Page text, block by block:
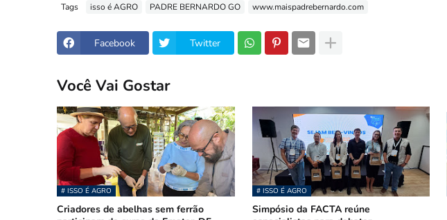
Tags isso é AGRO PADRE BERNARDO GO www.maispadrebernardo.com
Facebook Twitter
Você Vai Gostar
# ISSO É AGRO
Criadores de abelhas sem ferrão
# ISSO É AGRO
Simpósio da FACTA reúne